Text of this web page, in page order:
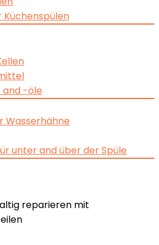
Küchenspülen
and -öle
Wasserhähne
unter and über der Spüle
reparieren mit